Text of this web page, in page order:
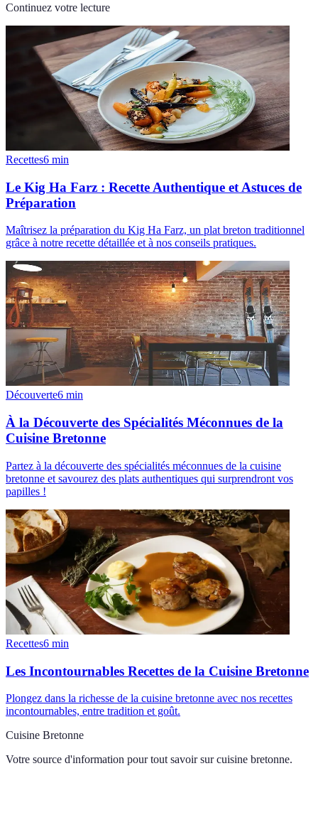
Continuez votre lecture
Recettes6 min
Le Kig Ha Farz : Recette Authentique et Astuces de
Préparation
Maîtrisez la préparation du Kig Ha Farz, un plat breton traditionnel
grâce à notre recette détaillée et à nos conseils pratiques.
Découverte6 min
À la Découverte des Spécialités Méconnues de la
Cuisine Bretonne
Partez à la découverte des spécialités méconnues de la cuisine
bretonne et savourez des plats authentiques qui surprendront vos
papilles !
Recettes6 min
Les Incontournables Recettes de la Cuisine Bretonne
Plongez dans la richesse de la cuisine bretonne avec nos recettes
incontournables, entre tradition et goût.
Cuisine Bretonne
Votre source d'information pour tout savoir sur cuisine bretonne.